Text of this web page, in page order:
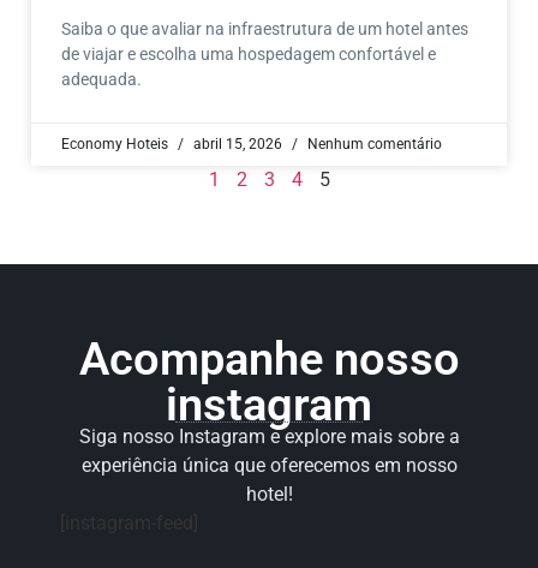
Saiba o que avaliar na infraestrutura de um hotel antes
de viajar e escolha uma hospedagem confortável e
adequada.
Economy Hoteis abril 15, 2026 Nenhum comentário
1 2 3 4 5
Acompanhe nosso
instagram
Siga nosso Instagram e explore mais sobre a
experiência única que oferecemos em nosso
hotel!